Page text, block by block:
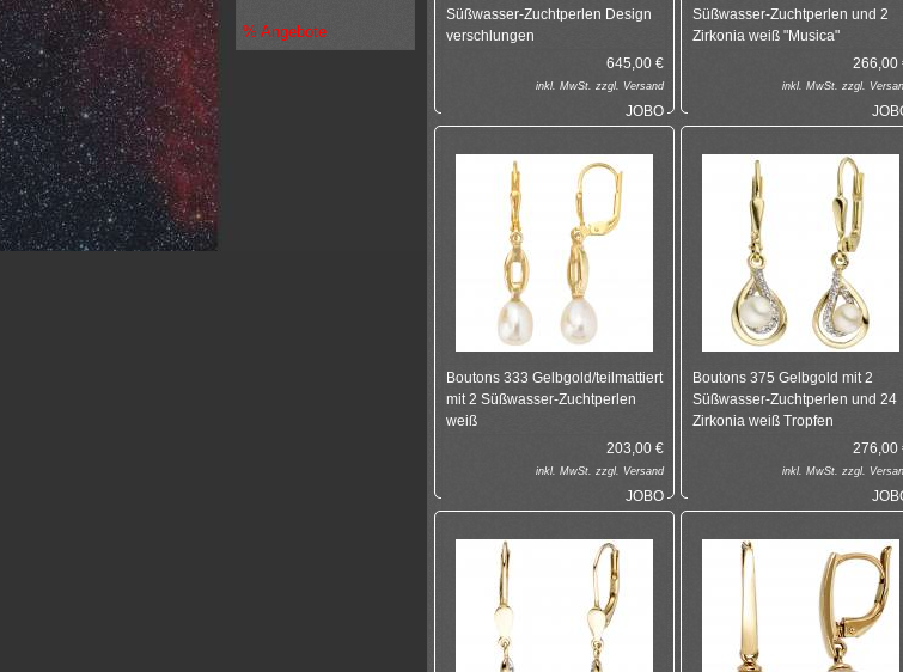
Süßwasser-Zuchtperlen Design
verschlungen
645,00 €
inkl. MwSt. zzgl. Versand
JOBO
Süßwasser-Zuchtperlen und 2
Zirkonia weiß "Musica"
266,00
inkl. MwSt. zzgl.
Boutons 333 Gelbgold/teilmattiert
mit 2 Süßwasser-Zuchtperlen
weiß
203,00 €
inkl. MwSt. zzgl. Versand
JOBO
Boutons 375 Gelbgold mit 2
Süßwasser-Zuchtperlen und 24
Zirkonia weiß Tropfen
276,00
inkl. MwSt. zzgl.
% Angebote